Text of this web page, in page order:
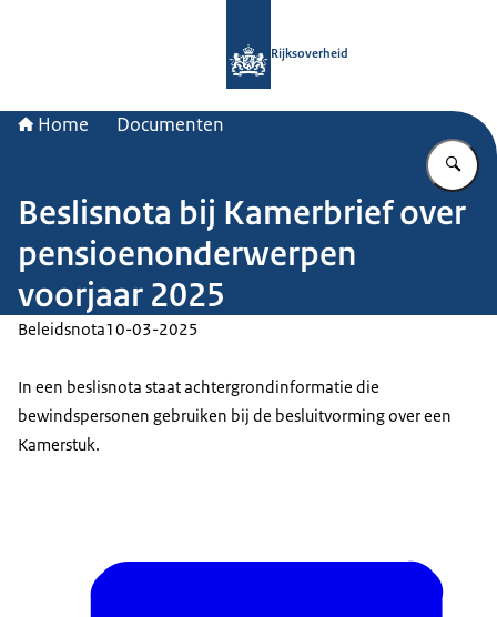
Rijksoverheid
Home Documenten
Beslisnota bij Kamerbrief over
pensioenonderwerpen
voorjaar 2025
Beleidsnota10-03-2025
In een beslisnota staat achtergrondinformatie die
bewindspersonen gebruiken bij de besluitvorming over een
Kamerstuk.